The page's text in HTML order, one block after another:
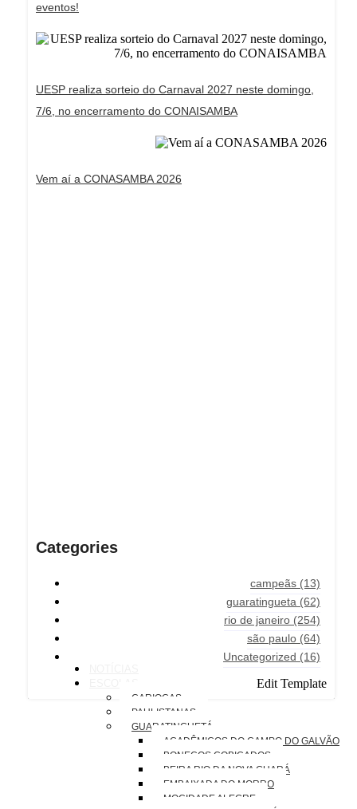
eventos!
UESP realiza sorteio do Carnaval 2027 neste domingo,
7/6, no encerramento do CONAISAMBA
Vem aí a CONASAMBA 2026
Categories
campeãs (13)
guaratingueta (62)
rio de janeiro (254)
são paulo (64)
Uncategorized (16)
Edit Template
CARIOCAS
PAULISTANAS
GUARATINGUETÁ
ACADÊMICOS DO CAMPO DO GALVÃO
BONECOS COBIÇADOS
BEIRA RIO DA NOVA GUARÁ
EMBAIXADA DO MORRO
MOCIDADE ALEGRE